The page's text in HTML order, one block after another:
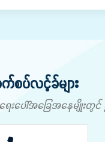
စပ်လင့်ခ်များ
းပေါ်အခြေအနေမျိုးတွင်